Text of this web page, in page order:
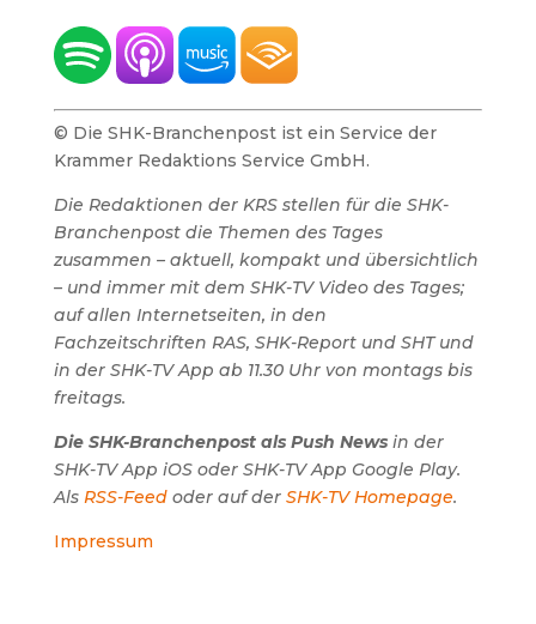
© Die SHK-Branchenpost ist ein Service der
Krammer Redaktions Service GmbH.
Die Redaktionen der KRS stellen für die SHK-
Branchenpost die Themen des Tages
zusammen – aktuell, kompakt und übersichtlich
– und immer mit dem SHK-TV Video des Tages;
auf allen Internetseiten, in den
Fachzeitschriften RAS, SHK-Report und SHT und
in der SHK-TV App ab 11.30 Uhr von montags bis
freitags.
Die SHK-Branchenpost als Push Newsin der
SHK-TV App iOS oder SHK-TV App Google Play.
Als RSS-Feedoder auf der SHK-TV Homepage.
Impressum